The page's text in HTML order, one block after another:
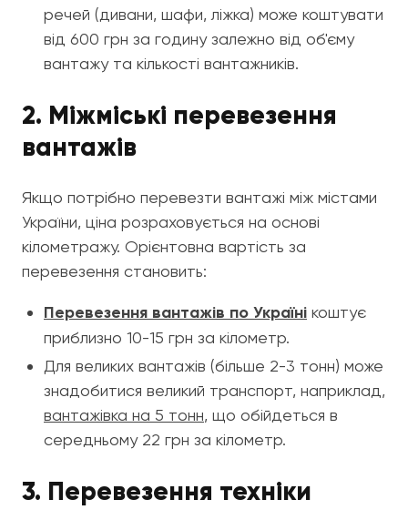
речей (дивани, шафи, ліжка) може коштувати
від 600 грн за годину залежно від об'єму
вантажу та кількості вантажників.
2. Міжміські перевезення
вантажів
Якщо потрібно перевезти вантажі між містами
України, ціна розраховується на основі
кілометражу. Орієнтовна вартість за
перевезення становить:
Перевезення вантажів по Україні коштує
приблизно 10-15 грн за кілометр.
Для великих вантажів (більше 2-3 тонн) може
знадобитися великий транспорт, наприклад,
вантажівка на 5 тонн, що обійдеться в
середньому 22 грн за кілометр.
3. Перевезення техніки